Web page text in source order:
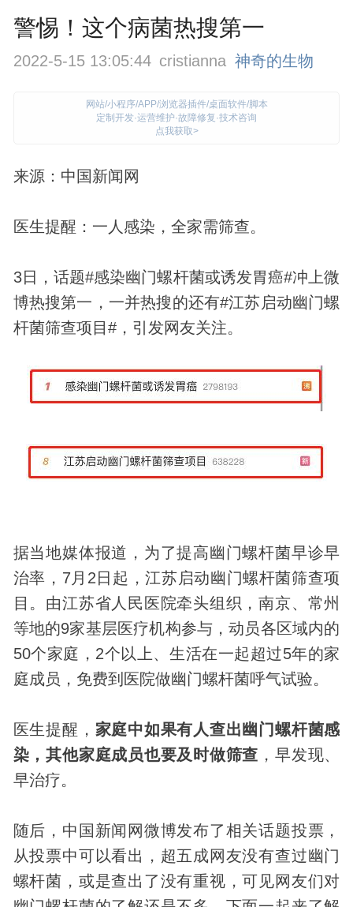
警惕！这个病菌热搜第一
2022-5-15 13:05:44 cristianna 神奇的生物
网站/小程序/APP/浏览器插件/桌面软件/脚本
定制开发·运营维护·故障修复·技术咨询
点我获取>
来源：中国新闻网
医生提醒：一人感染，全家需筛查。
3日，话题#感染幽门螺杆菌或诱发胃癌#冲上微
博热搜第一，一并热搜的还有#江苏启动幽门螺
杆菌筛查项目#，引发网友关注。
据当地媒体报道，为了提高幽门螺杆菌早诊早
治率，7月2日起，江苏启动幽门螺杆菌筛查项
目。由江苏省人民医院牵头组织，南京、常州
等地的9家基层医疗机构参与，动员各区域内的
50个家庭，2个以上、生活在一起超过5年的家
庭成员，免费到医院做幽门螺杆菌呼气试验。
医生提醒， 家庭中如果有人查出幽门螺杆菌感
染，其他家庭成员也要及时做筛查 ，早发现、
早治疗。
随后，中国新闻网微博发布了相关话题投票，
从投票中可以看出，超五成网友没有查过幽门
螺杆菌，或是查出了没有重视，可见网友们对